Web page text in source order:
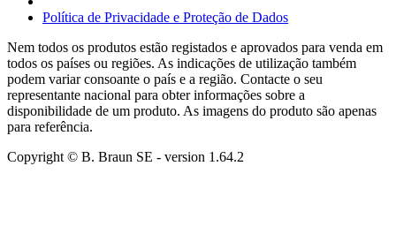
Política de Privacidade e Proteção de Dados
Nem todos os produtos estão registados e aprovados para venda em
todos os países ou regiões. As indicações de utilização também
podem variar consoante o país e a região. Contacte o seu
representante nacional para obter informações sobre a
disponibilidade de um produto. As imagens do produto são apenas
para referência.
Copyright © B. Braun SE - version 1.64.2